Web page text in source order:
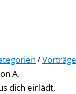
/Vorträge
A.
dich einlädt,